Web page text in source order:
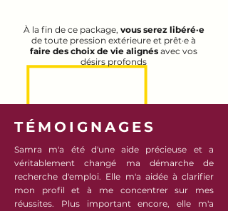
À la fin de ce package, vous serez libéré·e
de toute pression extérieure et prêt·e à
faire des choix de vie alignés avec vos
désirs profonds
TÉMOIGNAGES
Samra m'a été d'une aide précieuse et a
véritablement changé ma démarche de
recherche d'emploi. Elle m'a aidée à clarifier
mon profil et à me concentrer sur mes
réussites. Plus important encore, elle m'a